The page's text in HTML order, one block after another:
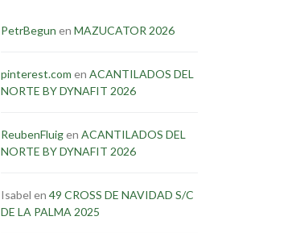
PetrBegun en MAZUCATOR 2026
pinterest.com en ACANTILADOS DEL
NORTE BY DYNAFIT 2026
ReubenFluigen ACANTILADOS DEL
NORTE BY DYNAFIT 2026
Isabel en 49 CROSS DE NAVIDAD S/C
DE LA PALMA 2025